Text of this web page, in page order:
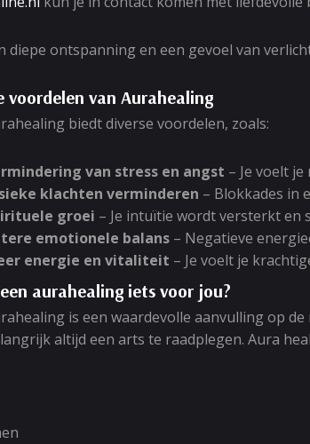
diepe ontspanning en een gevoel van
voordelen van Aurahealing
biedt diverse voordelen, zoals:
van stress en angst – Je voelt
klachten verminderen – Blokkades in
groei – Je intuïtie wordt versterkt en
emotionele balans – Negatieve
energie en vitaliteit – Je voelt je
aurahealing iets voor jou?
is een waardevolle aanvulling op
altijd een arts te raadplegen. Aura